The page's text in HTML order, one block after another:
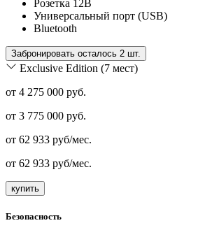
Розетка 12В
Универсальный порт (USB)
Bluetooth
Забронировать осталось 2 шт.
Exclusive Edition (7 мест)
от 4 275 000 руб.
от 3 775 000 руб.
от 62 933 руб/мес.
от 62 933 руб/мес.
купить
Безопасность